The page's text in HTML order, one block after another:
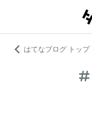
はてなブログ トップ